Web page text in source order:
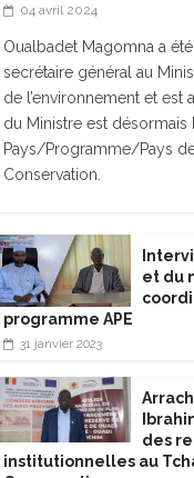
04 avril 2024
Oualbadet Magomna a
secrétaire général au
de l’environnement et est
du Ministre est désormais
Pays/Programme/Pays
Conservation.
et du
programme APE
31 janvier 2023
des
institutionnelles au